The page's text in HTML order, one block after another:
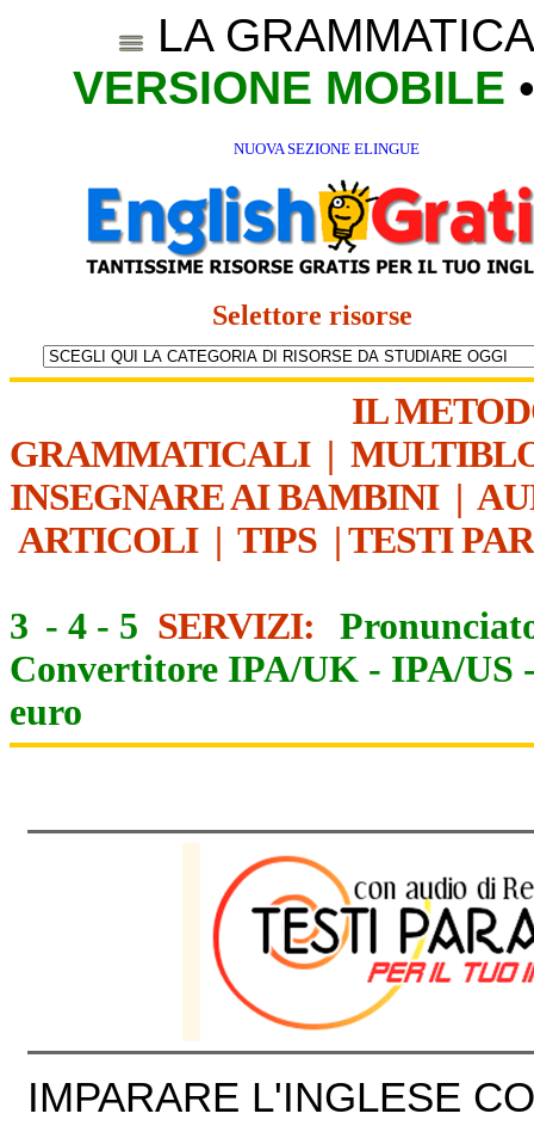
LA
VERSIONE MOBILE
NUOVA SEZIONE ELINGUE
Selettore risorse
IL
GRAMMATICALI|
INSEGNARE AI BAMBINI|
ARTICOLI| TIPS | TESTI
3 - 4 - 5 SERVIZI:
Convertitore IPA/UK - IPA/US
euro
IMPARARE L'INGLESE